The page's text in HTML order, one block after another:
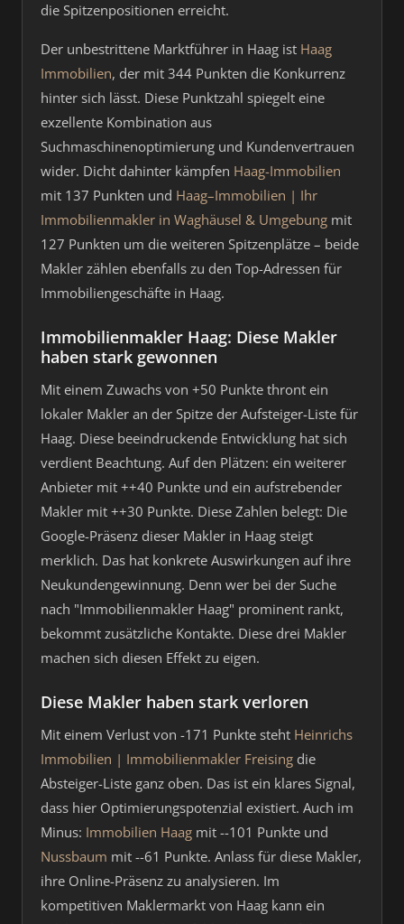
die Spitzenpositionen erreicht.
Der unbestrittene Marktführer in Haag ist Haag
Immobilien, der mit 344 Punkten die Konkurrenz
hinter sich lässt. Diese Punktzahl spiegelt eine
exzellente Kombination aus
Suchmaschinenoptimierung und Kundenvertrauen
wider. Dicht dahinter kämpfen Haag-Immobilien
mit 137 Punkten und Haag–Immobilien | Ihr
Immobilienmakler in Waghäusel & Umgebung mit
127 Punkten um die weiteren Spitzenplätze – beide
Makler zählen ebenfalls zu den Top-Adressen für
Immobiliengeschäfte in Haag.
Immobilienmakler Haag: Diese Makler
haben stark gewonnen
Mit einem Zuwachs von +50 Punkte thront ein
lokaler Makler an der Spitze der Aufsteiger-Liste für
Haag. Diese beeindruckende Entwicklung hat sich
verdient Beachtung. Auf den Plätzen: ein weiterer
Anbieter mit ++40 Punkte und ein aufstrebender
Makler mit ++30 Punkte. Diese Zahlen belegt: Die
Google-Präsenz dieser Makler in Haag steigt
merklich. Das hat konkrete Auswirkungen auf ihre
Neukundengewinnung. Denn wer bei der Suche
nach "Immobilienmakler Haag" prominent rankt,
bekommt zusätzliche Kontakte. Diese drei Makler
machen sich diesen Effekt zu eigen.
Diese Makler haben stark verloren
Mit einem Verlust von -171 Punkte steht Heinrichs
Immobilien | Immobilienmakler Freising die
Absteiger-Liste ganz oben. Das ist ein klares Signal,
dass hier Optimierungspotenzial existiert. Auch im
Minus: Immobilien Haag mit --101 Punkte und
Nussbaum mit --61 Punkte. Anlass für diese Makler,
ihre Online-Präsenz zu analysieren. Im
kompetitiven Maklermarkt von Haag kann ein